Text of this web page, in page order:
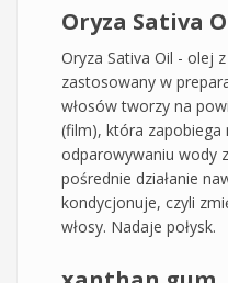
Oryza Sativa
Oryza Sativa Oil - olej
zastosowany w
włosów tworzy na
(film), która zapobiega
odparowywaniu wody
pośrednie działanie
kondycjonuje, czyli
włosy. Nadaje połysk.